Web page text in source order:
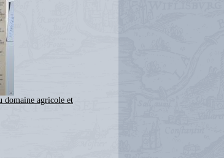
domaine agricole et